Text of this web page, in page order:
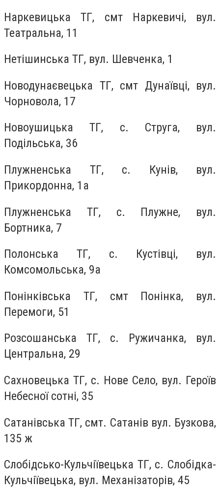
Наркевицька ТГ, смт Наркевичі, вул.
Театральна, 11
Нетішинська ТГ, вул. Шевченка, 1
Новодунаєвецька ТГ, смт Дунаївці, вул.
Чорновола, 17
Новоушицька ТГ, с. Струга, вул.
Подільська, 36
Плужненська ТГ, с. Кунів, вул.
Прикордонна, 1а
Плужненська ТГ, с. Плужне, вул.
Бортника, 7
Полонська ТГ, с. Кустівці, вул.
Комсомольська, 9а
Понінківська ТГ, смт Понінка, вул.
Перемоги, 51
Розсошанська ТГ, с. Ружичанка, вул.
Центральна, 29
Сахновецька ТГ, с. Нове Село, вул. Героїв
Небесної сотні, 35
Сатанівська ТГ, смт. Сатанів вул. Бузкова,
135 ж
Слобідсько-Кульчіївецька ТГ, с. Слобідка-
Кульчіївецька, вул. Механізаторів, 45